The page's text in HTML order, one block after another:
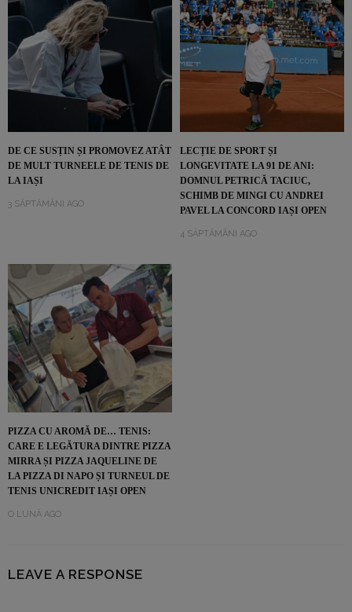
DE CE SUSȚIN ȘI PROMOVEZ ATÂT
DE MULT TURNEELE DE TENIS DE
LA IAȘI
3 SĂPTĂMÂNI AGO
LECȚIE DE SPORT ȘI
LONGEVITATE LA 91 DE ANI:
DOMNUL PETRICĂ TACIUC,
SCHIMB DE MINGI CU ANDREI
PAVEL LA CONCORD IAȘI OPEN
4 SĂPTĂMÂNI AGO
PIZZA CU AROMĂ DE… TENIS:
CARE E LEGĂTURA DINTRE PIZZA
MIRRA ȘI PIZZA JAQUELINE DE
LA PIZZA DI NAPO ȘI TURNEUL DE
TENIS UNICREDIT IAȘI OPEN
O LUNĂ AGO
LEAVE A RESPONSE